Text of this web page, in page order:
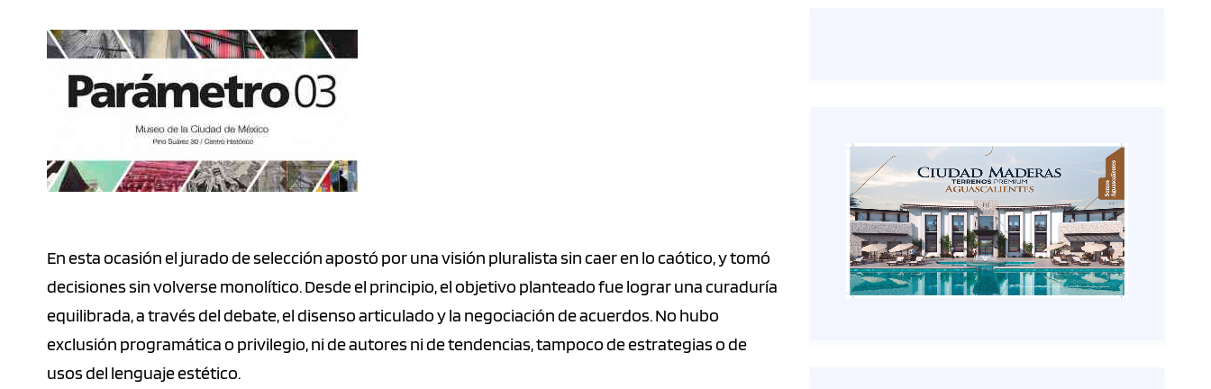
En esta ocasión el jurado de selección apostó por una visión pluralista sin caer en lo caótico, y tomó
decisiones sin volverse monolítico. Desde el principio, el objetivo planteado fue lograr una curaduría
equilibrada, a través del debate, el disenso articulado y la negociación de acuerdos. No hubo
exclusión programática o privilegio, ni de autores ni de tendencias, tampoco de estrategias o de
usos del lenguaje estético.